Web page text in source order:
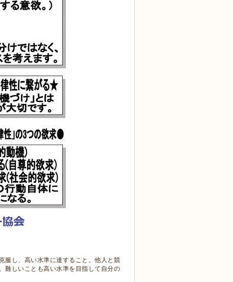
服し、高い水準に達すること。他人と競
難しいことも高い水準を目指して自分の